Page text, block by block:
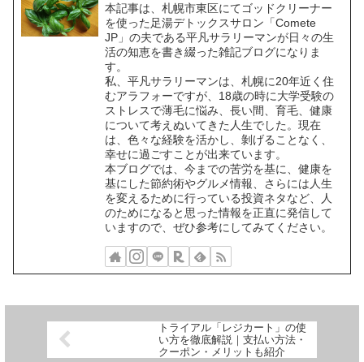
本記事は、札幌市東区にてゴッドクリーナー
を使った足湯デトックスサロン「Comete
JP」の夫である平凡サラリーマンが日々の生
活の知恵を書き綴った雑記ブログになりま
す。
私、平凡サラリーマンは、札幌に20年近く住
むアラフォーですが、18歳の時に大学受験の
ストレスで薄毛に悩み、長い間、育毛、健康
について考えぬいてきた人生でした。現在
は、色々な経験を活かし、剝げることなく、
幸せに過ごすことが出来ています。
本ブログでは、今までの苦労を基に、健康を
基にした節約術やグルメ情報、さらには人生
を変えるために行っている投資ネタなど、人
のためになると思った情報を正直に発信して
いますので、ぜひ参考にしてみてください。
トライアル「レジカート」の使
い方を徹底解説｜支払い方法・
クーポン・メリットも紹介